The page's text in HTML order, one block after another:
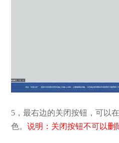
5，最右边的关闭按钮，可以
色。 说明：关闭按钮不可以删